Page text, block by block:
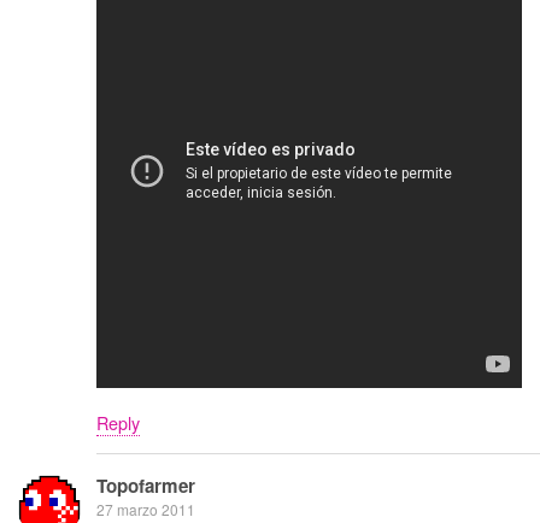
Reply
Topofarmer
27 marzo 2011